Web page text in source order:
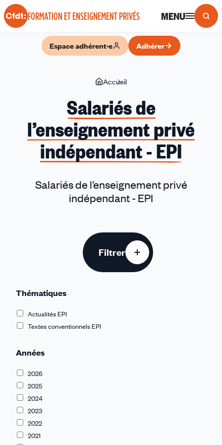
Panneau de gestion des cookies
FORMATION ET ENSEIGNEMENT PRIVÉS MENU
Espace adhérent·e Adhérer
Vous
ici
Accueil
l’enseignement
indépendant
-
EPI
Salariés de
l’enseignement privé
indépendant - EPI
Salariés de l’enseignement privé
indépendant - EPI
Filtrer
Thématiques
Actualités EPI
Textes conventionnels EPI
Années
2026
2025
2024
2023
2022
2021